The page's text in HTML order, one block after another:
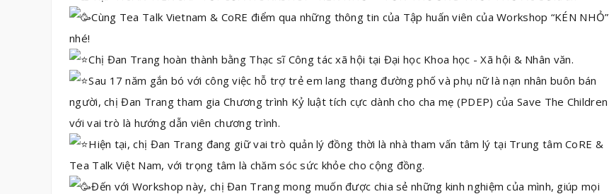
Cùng Tea Talk Vietnam & CoRE điểm qua những thông tin của Tập huấn viên của Workshop “KÉN NHỎ”
nhé!
Chị Đan Trang hoàn thành bằng Thạc sĩ Công tác xã hội tại Đại học Khoa học - Xã hội & Nhân văn.
Sau 17 năm gắn bó với công việc hỗ trợ trẻ em lang thang đường phố và phụ nữ là nạn nhân buôn bán
người, chị Đan Trang tham gia Chương trình Kỷ luật tích cực dành cho cha mẹ (PDEP) của Save The Children
với vai trò là hướng dẫn viên chương trình.
Hiện tại, chị Đan Trang đang giữ vai trò quản lý đồng thời là nhà tham vấn tâm lý tại Trung tâm CoRE &
Tea Talk Việt Nam, với trọng tâm là chăm sóc sức khỏe cho cộng đồng.
Đến với Workshop này, chị Đan Trang mong muốn được chia sẻ những kinh nghiệm của mình, giúp mọi